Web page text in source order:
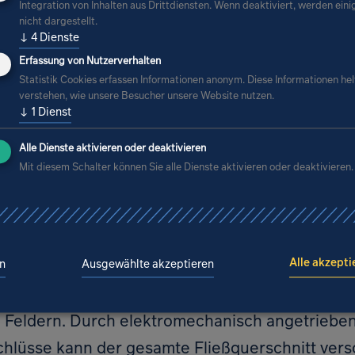
alte Schleuse vor allem touristischen
darüber hinaus: Es stabilisiert
und Paddelbooten und trägt aktiv
Die ARGE aus IPROconsult undPTW
GmbHrealisierte den Bau im Auftrag des
Schleuse, die auf die typische Größe von
ist. Ergänzt wird das Bauwerk durch
in Form eines Vertikal-Slot-Passes sowie
Durch elektromechanisch
kann der gesamte Fließquerschnitt
Integration von Inhalten aus Drittdiensten. Wenn deaktiviert, werden
nicht dargestellt.
↓ 4 Dienste
Erfassung von Nutzerverhalten
Statistik Cookies erfassen Informationen anonym. Diese Informationen
verstehen, wie unsere Besucher unsere Website nutzen.
↓ 1 Dienst
Alle Dienste aktivieren oder deaktivieren
Mit diesem Schalter können Sie alle Dienste aktivieren oder deaktivieren.
Ausgewählte akzeptieren Alle